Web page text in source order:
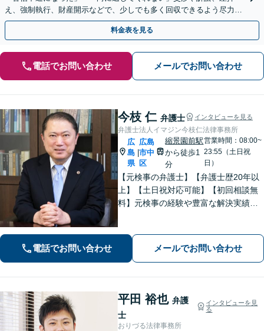
え、強制執行、財産開示などで、少しでも多く回収できるよう尽力
【休日・夜間対応】【女学院前駅1分】【弁護士歴15年以上】
料金表を見る
電話でお問い合わせ メールでお問い合わせ
今枝 仁 弁護士 インタビューを見る
弁護士法人イマジン今枝仁法律事務所
広
島
県
|
広島
市中
区
縮景園前駅
から徒歩1
分
営業時間：08:00~
23:55（土日祝
日）
【元検事の弁護士】【弁護士歴20年以
上】【土日祝対応可能】【初回相談無
料】元検事の経験や豊富な解決実績を
る】という【強い信念】をもって強気
で解決にあたります。
電話でお問い合わせ メールでお問い合わせ
平田 裕也 弁護
士
インタビューを見
る
おりづる法律事務所